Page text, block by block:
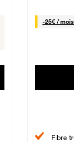
-25€ / mois
Fibre